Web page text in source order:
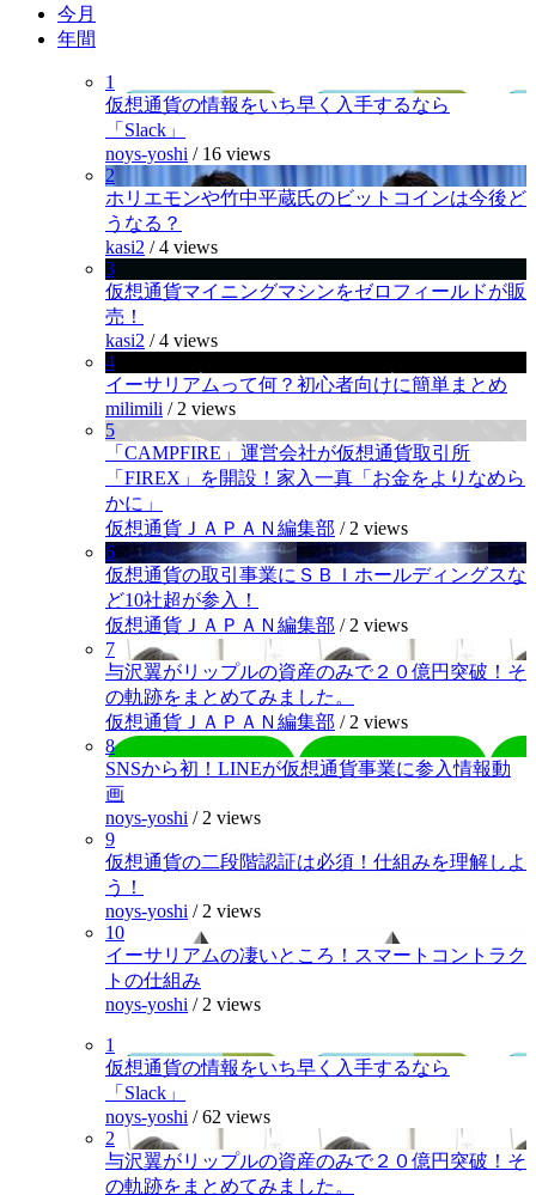
今月
年間
1
仮想通貨の情報をいち早く入手するなら
「Slack」
noys-yoshi / 16 views
2
ホリエモンや竹中平蔵氏のビットコインは今後ど
うなる？
kasi2 /4 views
3
仮想通貨マイニングマシンをゼロフィールドが販
売！
kasi2 /4 views
4
イーサリアムって何？初心者向けに簡単まとめ
milimili / 2 views
5
「CAMPFIRE」運営会社が仮想通貨取引所
「FIREX」を開設！家入一真「お金をよりなめら
かに」
仮想通貨ＪＡＰＡＮ編集部 / 2 views
6
仮想通貨の取引事業にＳＢＩホールディングスな
ど10社超が参入！
仮想通貨ＪＡＰＡＮ編集部 / 2 views
7
与沢翼がリップルの資産のみで２０億円突破！そ
の軌跡をまとめてみました。
仮想通貨ＪＡＰＡＮ編集部 / 2 views
8
SNSから初！LINEが仮想通貨事業に参入情報動
画
noys-yoshi / 2 views
9
仮想通貨の二段階認証は必須！仕組みを理解しよ
う！
noys-yoshi / 2 views
10
イーサリアムの凄いところ！スマートコントラク
トの仕組み
noys-yoshi / 2 views
1
仮想通貨の情報をいち早く入手するなら
「Slack」
noys-yoshi /62 views
2
与沢翼がリップルの資産のみで２０億円突破！そ
の軌跡をまとめてみました。